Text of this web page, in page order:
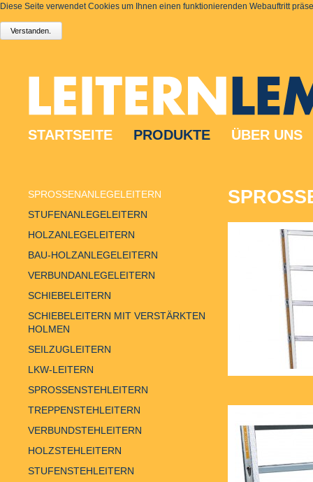
Diese Seite verwendet Cookies um Ihnen einen funktionierenden Webauftritt
STARTSEITE PRODUKTE ÜBER UNS
SPROSSENANLEGELEITERN
STUFENANLEGELEITERN
HOLZANLEGELEITERN
BAU-HOLZANLEGELEITERN
VERBUNDANLEGELEITERN
SCHIEBELEITERN
SCHIEBELEITERN MIT VERSTÄRKTEN
HOLMEN
SEILZUGLEITERN
LKW-LEITERN
SPROSSENSTEHLEITERN
TREPPENSTEHLEITERN
VERBUNDSTEHLEITERN
HOLZSTEHLEITERN
STUFENSTEHLEITERN